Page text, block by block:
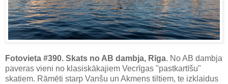
Fotovieta #390. Skats no AB dambja, Rīga. No AB dambja
paveras vieni no klasiskākajiem Vecrīgas "pastkartīšu"
skatiem. Rāmēti starp Vanšu un Akmens tiltiem, te izklaidus